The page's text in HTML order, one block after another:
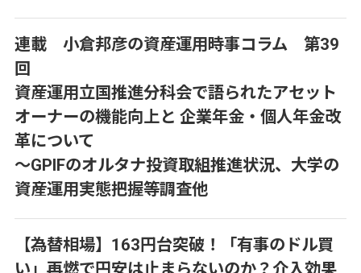
連載 小倉邦彦の資産運用時事コラム 第39
回
資産運用立国推進分科会で語られたアセット
オーナーの機能向上と 企業年金・個人年金改
革について
～GPIFのオルタナ投資取組推進状況、大学の
資産運用実態把握等調査他
【為替相場】163円台突破！「有事のドル買
い」再燃で円安は止まらないのか？介入効果